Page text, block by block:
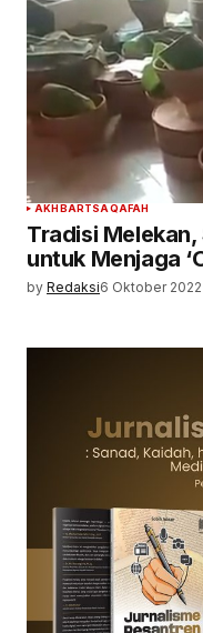
AKHBARTSAQAFAH
Tradisi
untuk Menjaga
by Redaksi6 Oktober 2022